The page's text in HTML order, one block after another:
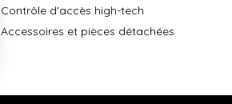
Contrôle d'accès high-tech
Accessoires et pièces détachées